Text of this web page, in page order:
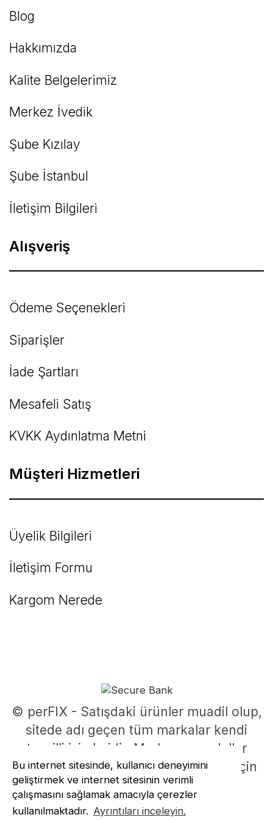
Bu internet sitesinde, kullanıcı deneyimini
geliştirmek ve internet sitesinin verimli
çalışmasını sağlamak amacıyla çerezler
kullanılmaktadır. Ayrıntıları inceleyin.
Blog
Hakkımızda
Kalite Belgelerimiz
Merkez İvedik
Şube Kızılay
Şube İstanbul
İletişim Bilgileri
Alışveriş
Ödeme Seçenekleri
Siparişler
İade Şartları
Mesafeli Satış
KVKK Aydınlatma Metni
Müşteri Hizmetleri
Üyelik Bilgileri
İletişim Formu
Kargom Nerede
© perFIX - Satışdaki ürünler muadil olup,
sitede adı geçen tüm markalar kendi
tescilli isimleridir. Marka ve modeller
parça uyumluluklarının belirlenmesi için
kullanılmıştır.
ideasoft
e-